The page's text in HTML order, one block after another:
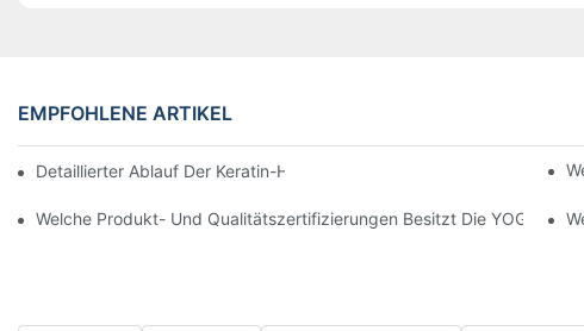
EMPFOHLENE ARTIKEL
Detaillierter Ablauf Der Keratin-Haarbehandlung – YOGI Cosmetics
Welche Produkt- Und Qualitätszertifizierungen Besitzt Die YOGI